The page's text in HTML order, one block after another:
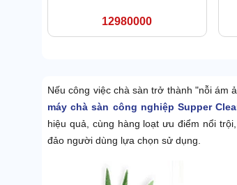
12980000
Nếu công việc chà sàn trở thành "nỗi ám
máy chà sàn công nghiệp Supper
hiệu quả, cùng hàng loạt ưu điểm nổi
đảo người dùng lựa chọn sử dụng.